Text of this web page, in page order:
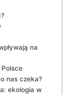
na
nas czeka?
ekologia w